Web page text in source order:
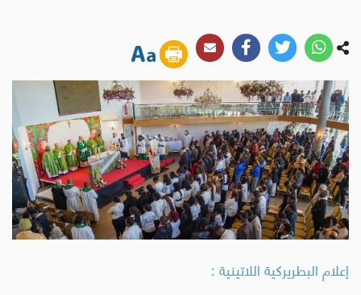
إعلام البطريركية اللاتينية :